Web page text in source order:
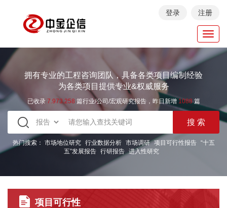
登录 注册
拥有专业的工程咨询团队，具备各类项目编制经验
为各类项目提供专业&权威服务
已收录 7.973.258 篇行业/公司/宏观研究报告，昨日新增 1088篇
热门搜索： 市场地位研究 行业数据分析 市场调研 项目可行性报告
“十五
五”发展报告 行研报告 进入性研究
项目可行性